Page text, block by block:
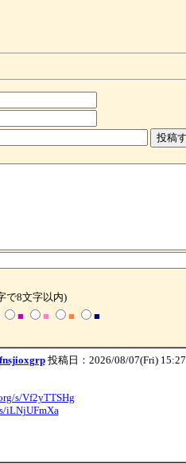
で8文字以内)
■ ■ ■ ■
投稿日：2026/08/07(Fri) 15:27
s/Vf2yTTSHg
iLNjUFmXa